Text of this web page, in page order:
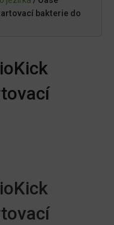
bakterie do